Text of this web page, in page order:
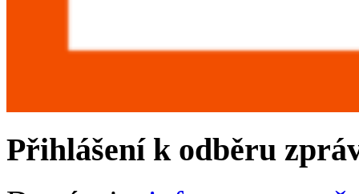
Přihlášení k odběru